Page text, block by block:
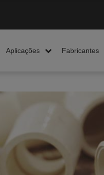
Aplicações Fabricantes